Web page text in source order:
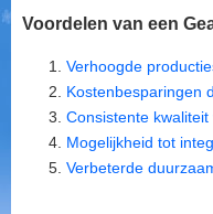
Voordelen van een
Verhoogde
Kostenbesparingen
Consistente
Mogelijkheid tot
Verbeterde